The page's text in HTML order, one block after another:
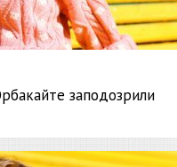
заподозрили